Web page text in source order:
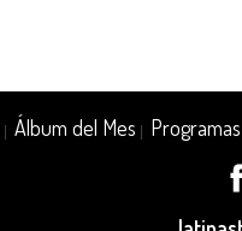
|Álbum del Mes Programas